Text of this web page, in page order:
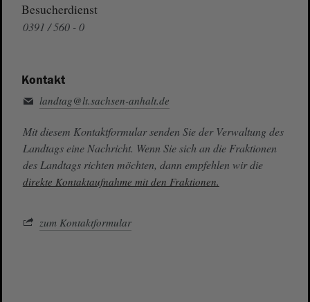
Besucherdienst
0391 / 560 - 0
Kontakt
landtag@lt.sachsen-anhalt.de
Mit diesem Kontaktformular senden Sie der Verwaltung des
Landtags eine Nachricht. Wenn Sie sich an die Fraktionen
des Landtags richten möchten, dann empfehlen wir die
direkte Kontaktaufnahme mit den Fraktionen.
zum Kontaktformular